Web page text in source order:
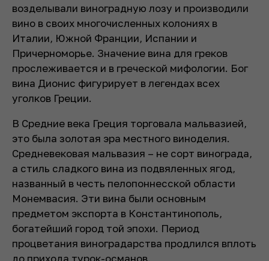
возделывали виноградную лозу и производили
вино в своих многочисленных колониях в
Италии, Южной Франции, Испании и
Причерноморье. Значение вина для греков
прослеживается и в греческой мифологии. Бог
вина Дионис фигурирует в легендах всех
уголков Греции.
В Средние века Греция торговала мальвазией,
это была золотая эра местного виноделия.
Средневековая мальвазия – не сорт винограда,
а стиль сладкого вина из подвяленных ягод,
названный в честь пелопоннесской области
Монемвасия. Эти вина были основным
предметом экспорта в Константинополь,
богатейший город той эпохи. Период
процветания виноградарства продлился вплоть
до прихода турок-османов.